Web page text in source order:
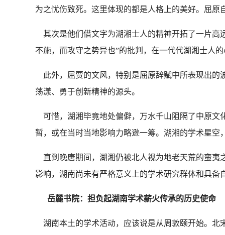
为之忧伤致死。这里体现的都是人格上的美好。屈
其次是他们借文字为湖湘士人的精神开拓了一片高
不施，而攻守之势异也”的批判，在一代代湖湘士人
此外，屈贾的文风，特别是屈原辞赋中所表现出的
荡漾、勇于创新精神的源头。
可惜，湖湘毕竟地处偏僻，万水千山阻隔了中原文
暂，或在当时当地影响力略逊一筹。湖湘的学术星空
直到晚唐期间，湖湘仍被北人视为地老天荒的蛮夷
影响，湖南尚未有严格意义上的学术研究群体和具备
岳麓书院： 担负起湖南学术薪火传承的历史使命
湖南本土的学术活动，应该说是从周敦颐开始。北